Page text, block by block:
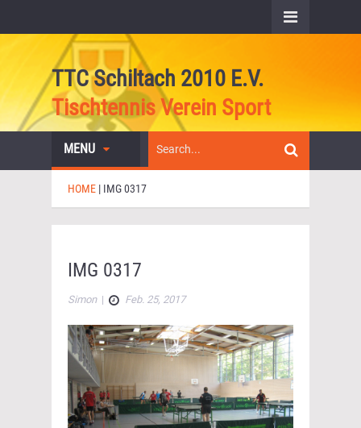
TTC Schiltach 2010 E.V.
Tischtennis Verein Sport
MENU
HOME | IMG 0317
IMG 0317
Simon| Feb. 25, 2017